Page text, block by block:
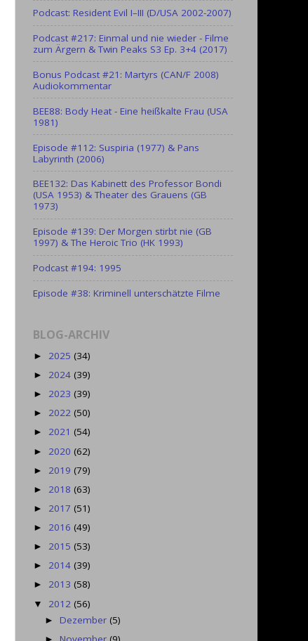
Podcast: Resident Evil I–III (D/USA 2002-2007)
Podcast #217: Einmal und nie wieder - Filme
zum Ärgern & Twin Peaks S3 Ep. 3+4 (2017)
Bonus Podcast #21: Martyrs (CAN/F 2008)
Audiokommentar
BEE88: Body Heat - Eine heißkalte Frau (USA
1981)
Episode #112: Suspiria (1977) & Pans
Labyrinth (2006)
BEE132: Das Kabinett des Professor Bondi
(USA 1953) & Theater des Grauens (GB
1973)
Episode #139: Der Morgen stirbt nie (GB
1997) & The Heroic Trio (HK 1993)
Podcast #194: 1995
Episode #38: Kriminell unterschätzte Filme
BLOG-ARCHIV
► 2025 (34)
► 2024 (39)
► 2023 (39)
► 2022 (50)
► 2021 (54)
► 2020 (62)
► 2019 (79)
► 2018 (63)
► 2017 (51)
► 2016 (49)
► 2015 (53)
► 2014 (39)
► 2013 (58)
▼ 2012 (56)
► Dezember(5)